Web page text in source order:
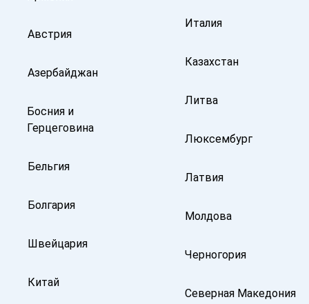
Австрия
Азербайджан
Босния и
Герцеговина
Бельгия
Болгария
Швейцария
Китай
Италия
Казахстан
Литва
Люксембург
Латвия
Молдова
Черногория
Северная Македония